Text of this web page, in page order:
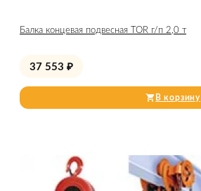
Балка концевая подвесная TOR г/п 2,0 т
37 553 ₽
В корзину